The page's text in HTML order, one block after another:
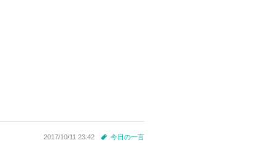
2017/10/11 23:42 今日の一言